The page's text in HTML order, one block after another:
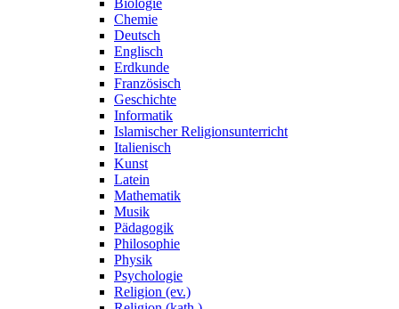
Chemie
Deutsch
Englisch
Erdkunde
Französisch
Geschichte
Informatik
Islamischer Religionsunterricht
Italienisch
Kunst
Latein
Mathematik
Musik
Pädagogik
Philosophie
Physik
Psychologie
Religion (ev.)